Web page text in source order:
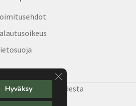
hiihtäjiä vuodesta
Hyväksy
Sulje evästebanneri